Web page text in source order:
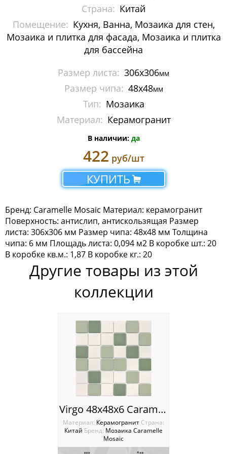
Arlecchino Мозаика
Art Stone
Impressioni мозаика
L UNIVERSO
Monalisa Thin Marble
Naturelle мозаика
Pietrine
Sabbia
Silk Way
Керамогранит Marble
Керамогранит Marble Porcelian
Керамогранит Venezia
Мозаика Antichita Classica
Мозаика La passion
Мозаика Dao
Мозаика Decor-mosaic
Мозаика Imagine Mosaic
Страна: Китай
Помещение: Кухня, Ванна, Мозаика для стен,
Мозаика и плитка для фасада, Мозаика и плитка
для бассейна
Размер листа: 306х306мм
Размер чипа: 48х48мм
Тип: Мозаика
Материал: Керамогранит
В наличии: да
422 руб/шт
КУПИТЬ
Бренд: Caramelle Mosaic Материал: керамогранит
Поверхность: антислип, антискользящая Размер
листа: 306х306 мм Размер чипа: 48х48 мм Толщина
чипа: 6 мм Площадь листа: 0,094 м2 В коробке шт.: 20
В коробке кв.м.: 1,87 В коробке кг.: 20
Другие товары из этой
коллекции
Virgo 48х48х6 Caramelle mosaic L’Universo
Материал: Керамогранит Cтрана:
Китай Бренд: Мозаика Caramelle
Mosaic